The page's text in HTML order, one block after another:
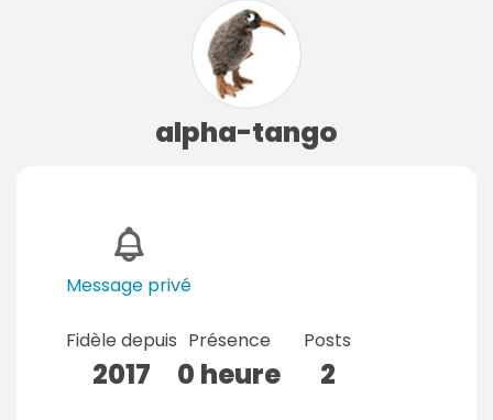
alpha-tango
Message privé
Fidèle depuis
2017
Présence
0 heure
Posts
2